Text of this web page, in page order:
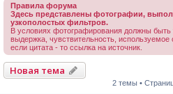
Правила форума
Здесь представлены фотографии,
узкополостых фильтров.
В условиях фотографирования должны быть
выдержка, чувствительность,
если цитата - то ссылка на источник.
Новая тема
2 темы •